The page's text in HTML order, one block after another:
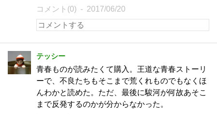
コメント(0) 2017/06/20
テッシー
青春ものが読みたくて購入。王道な青春ストーリ
ーで、不良たちもそこまで荒くれものでもなくほ
んわかと読めた。ただ、最後に駿河が何故あそこ
まで反発するのかが分からなかった。